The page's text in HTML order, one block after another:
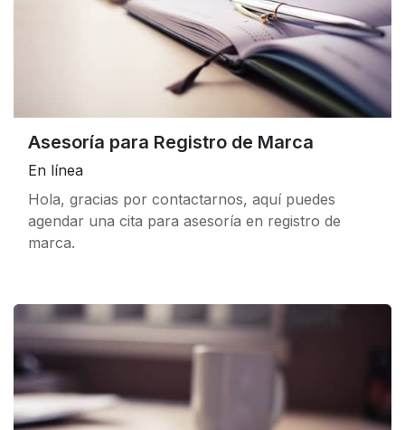
Asesoría para Registro de Marca
En línea
Hola, gracias por contactarnos, aquí puedes
agendar una cita para asesoría en registro de
marca.